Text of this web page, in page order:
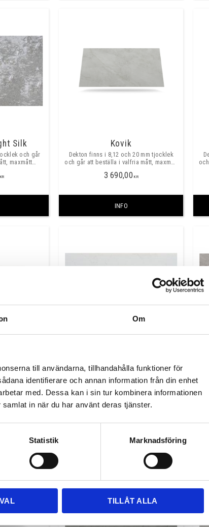
Om
till användarna, tillhandahålla funktioner för
identifierare och annan information från din enhet
med. Dessa kan i sin tur kombinera informationen
in när du har använt deras tjänster.
Statistik Marknadsföring
TILLÅT ALLA
Silk
och går
maxmått
KR
Kovik
Dekton finns i 8,12 och 20 mm tjocklek
och går att beställa i valfria mått, maxmått
3 690,00 KR
INFO
mm tjocklek
mått, maxmått
Dekton finns i 12 och 20 mm tjocklek och
går att beställa i valfria mått, maxmått
5 180,00KR
INFO